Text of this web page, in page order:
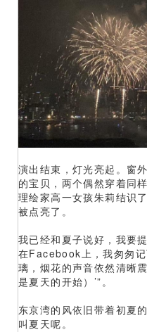
演出结束，灯光亮起。窗
的宝贝，两个偶然穿着同
理绘家高一女孩朱莉结识
被点亮了。
我已经和夏子说好，我要
在Facebook上，我匆匆
璃，烟花的声音依然清晰
是夏天的开始）’”。
东京湾的风依旧带着初夏
叫夏天呢。